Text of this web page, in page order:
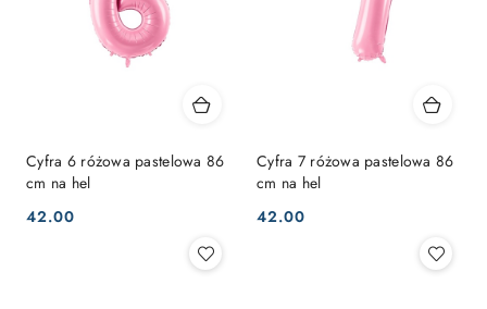
Cyfra 6 różowa pastelowa 86
cm na hel
Cena:
42.00
Cyfra 7 różowa pastelowa 86
cm na hel
Cena:
42.00